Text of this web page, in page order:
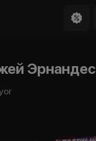
Эрнандес